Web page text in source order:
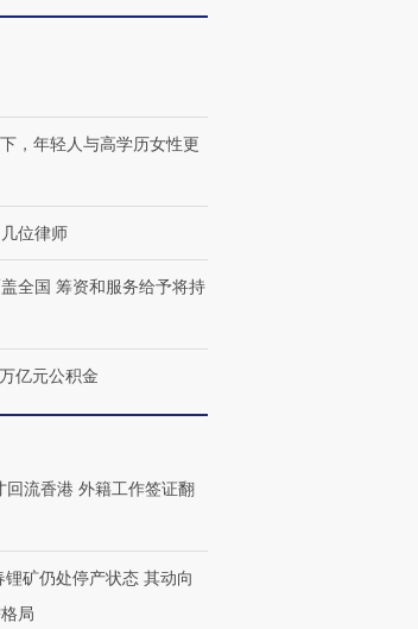
，年轻人与高学历女性更
位律师
全国 筹资和服务给予将持
亿元公积金
回流香港 外籍工作签证翻
矿仍处停产状态 其动向
局